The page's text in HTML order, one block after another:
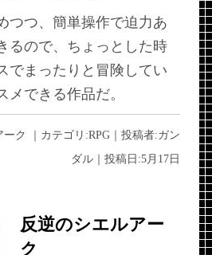
つつ、簡単操作で迫力あ
るので、ちょっとした時
でまったりと冒険してい
メできる作品だ。
ーク ｜カテゴリ:RPG｜投稿者:ガン
ダル｜投稿日:5月17日
反逆のシエルアー
ク